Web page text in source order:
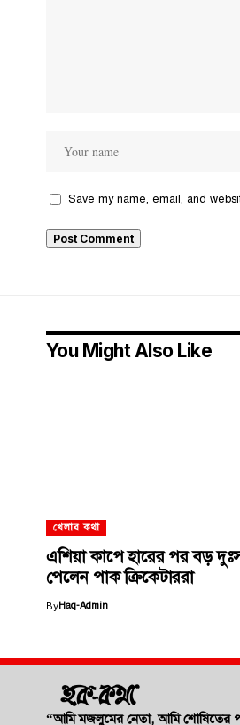
Save my name, email, and
You Might Also Like
খেলার কথা
এশিয়া কাপে হারের পর বড়
পেলেন পাক ক্রিকেটাররা
ByHaq-Admin
“আমি মজলুমের নেতা, আমি শোষিতের